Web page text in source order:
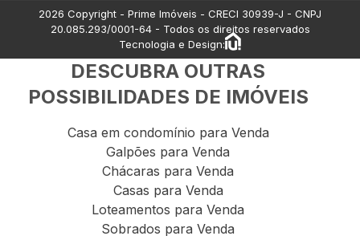
Apartamentos à venda
2026 Copyright - Prime Imóveis - CRECI 30939-J - CNPJ
20.085.293/0001-64- Todos os direitos reservados
Tecnologia e Design:
DESCUBRA OUTRAS
POSSIBILIDADES DE IMÓVEIS
Casa em condomínio para Venda
Galpões para Venda
Chácaras para Venda
Casas para Venda
Loteamentos para Venda
Sobrados para Venda